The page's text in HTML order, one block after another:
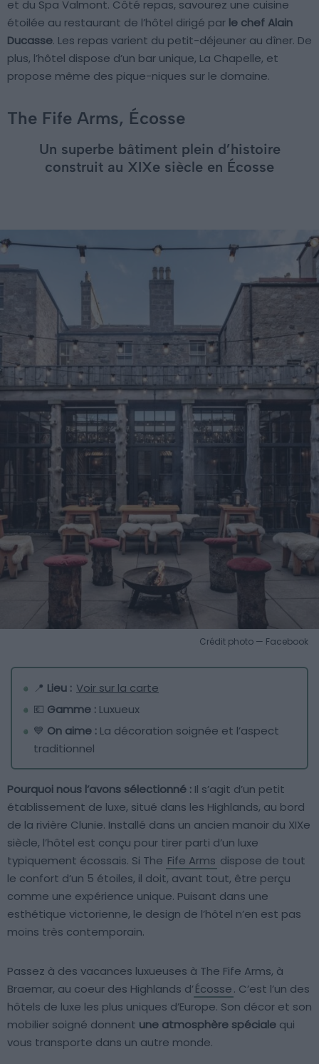
et du Spa Valmont. Côté repas, savourez une cuisine
étoilée au restaurant de l’hôtel dirigé par le chef Alain
Ducasse. Les repas varient du petit-déjeuner au dîner. De
plus, l’hôtel dispose d’un bar unique, La Chapelle, et
propose même des pique-niques sur le domaine.
The Fife Arms, Écosse
Un superbe bâtiment plein d’histoire
construit au XIXe siècle en Écosse
Crédit photo — Facebook
📍 Lieu : Voir sur la carte
💶 Gamme : Luxueux
💙 On aime : La décoration soignée et l’aspect
traditionnel
Pourquoi nous l’avons sélectionné : Il s’agit d’un petit
établissement de luxe, situé dans les Highlands, au bord
de la rivière Clunie. Installé dans un ancien manoir du XIXe
siècle, l’hôtel est conçu pour tirer parti d’un luxe
typiquement écossais. Si The Fife Arms dispose de tout
le confort d’un 5 étoiles, il doit, avant tout, être perçu
comme une expérience unique. Puisant dans une
esthétique victorienne, le design de l’hôtel n’en est pas
moins très contemporain.
Passez à des vacances luxueuses à The Fife Arms, à
Braemar, au coeur des Highlands d’Écosse. C’est l’un des
hôtels de luxe les plus uniques d’Europe. Son décor et son
mobilier soigné donnent une atmosphère spéciale qui
vous transporte dans un autre monde.